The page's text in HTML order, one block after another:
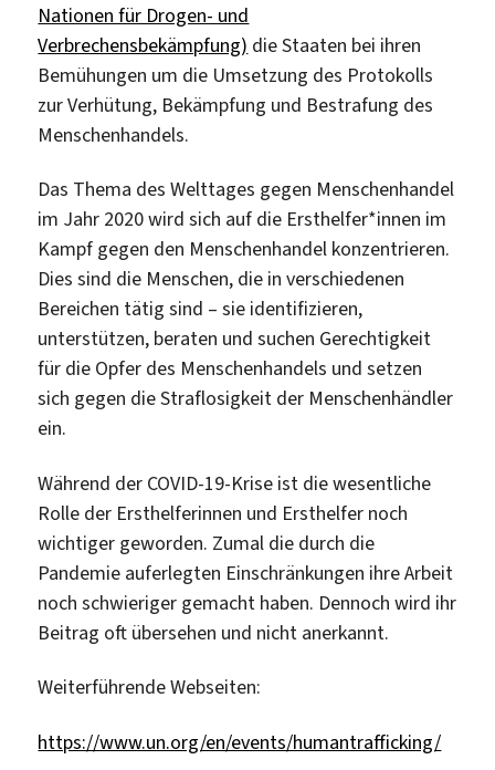
Nationen für Drogen- und
Verbrechensbekämpfung) die Staaten bei ihren
Bemühungen um die Umsetzung des Protokolls
zur Verhütung, Bekämpfung und Bestrafung des
Menschenhandels.
Das Thema des Welttages gegen Menschenhandel
im Jahr 2020 wird sich auf die Ersthelfer*innen im
Kampf gegen den Menschenhandel konzentrieren.
Dies sind die Menschen, die in verschiedenen
Bereichen tätig sind – sie identifizieren,
unterstützen, beraten und suchen Gerechtigkeit
für die Opfer des Menschenhandels und setzen
sich gegen die Straflosigkeit der Menschenhändler
ein.
Während der COVID-19-Krise ist die wesentliche
Rolle der Ersthelferinnen und Ersthelfer noch
wichtiger geworden. Zumal die durch die
Pandemie auferlegten Einschränkungen ihre Arbeit
noch schwieriger gemacht haben. Dennoch wird ihr
Beitrag oft übersehen und nicht anerkannt.
Weiterführende Webseiten:
https://www.un.org/en/events/humantrafficking/